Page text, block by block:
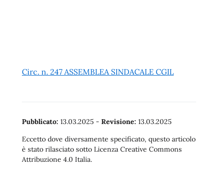
Circ. n. 247 ASSEMBLEA SINDACALE CGIL
Pubblicato: 13.03.2025 - Revisione: 13.03.2025
Eccetto dove diversamente specificato, questo articolo
è stato rilasciato sotto Licenza Creative Commons
Attribuzione 4.0 Italia.